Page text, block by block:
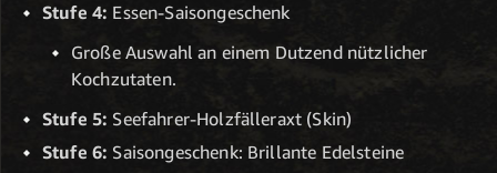
Stufe 4: Essen-Saisongeschenk
Große Auswahl an einem Dutzend nützlicher
Kochzutaten.
Stufe 5: Seefahrer-Holzfälleraxt (Skin)
Stufe 6: Saisongeschenk: Brillante Edelsteine